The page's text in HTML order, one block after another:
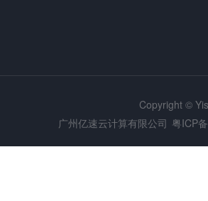
Copyright ©
广州亿速云计算有限公司 粤ICP